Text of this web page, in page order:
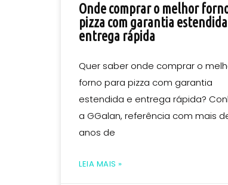
Onde comprar o melhor
pizza com garantia
entrega rápida
Quer saber onde comprar o
forno para pizza com garantia
estendida e entrega rápida?
a GGalan, referência com mais
anos de
LEIA MAIS »